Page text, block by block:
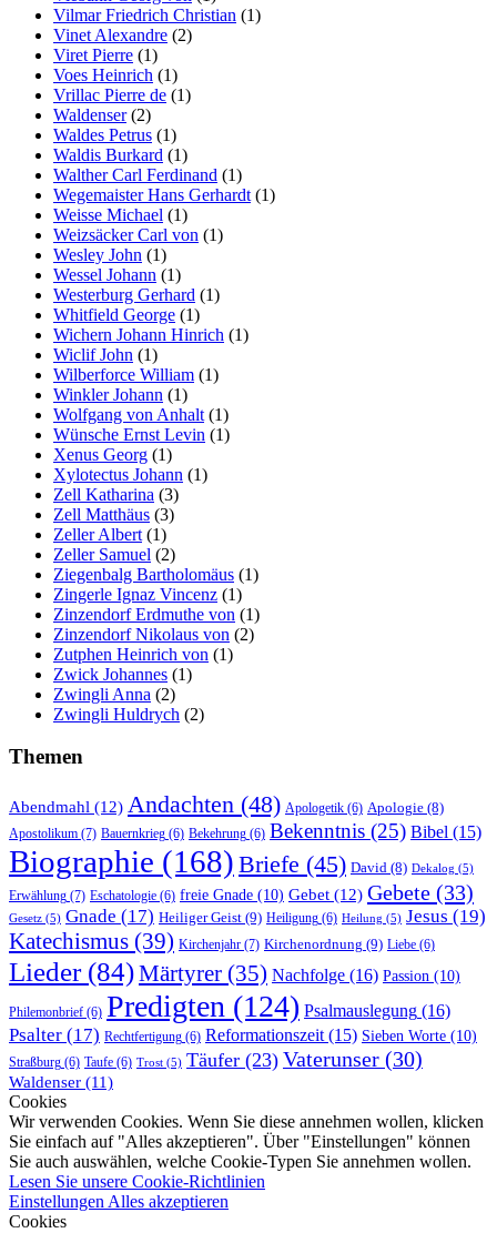
Vilmar Friedrich Christian (1)
Vinet Alexandre (2)
Viret Pierre (1)
Voes Heinrich (1)
Vrillac Pierre de (1)
Waldenser(2)
Waldes Petrus (1)
Waldis Burkard (1)
Walther Carl Ferdinand (1)
Wegemaister Hans Gerhardt (1)
Weisse Michael (1)
Weizsäcker Carl von (1)
Wesley John (1)
Wessel Johann (1)
Westerburg Gerhard (1)
Whitfield George (1)
Wichern Johann Hinrich (1)
Wiclif John (1)
Wilberforce William (1)
Winkler Johann (1)
Wolfgang von Anhalt (1)
Wünsche Ernst Levin (1)
Xenus Georg (1)
Xylotectus Johann (1)
Zell Katharina (3)
Zell Matthäus (3)
Zeller Albert (1)
Zeller Samuel (2)
Ziegenbalg Bartholomäus (1)
Zingerle Ignaz Vincenz (1)
Zinzendorf Erdmuthe von (1)
Zinzendorf Nikolaus von (2)
Zutphen Heinrich von (1)
Zwick Johannes (1)
Zwingli Anna (2)
Zwingli Huldrych (2)
Themen
Abendmahl (12) Andachten (48) Apologetik (6) Apologie (8)
Apostolikum (7) Bauernkrieg (6) Bekehrung (6) Bekenntnis (25) Bibel (15)
Biographie (168) Briefe (45) David (8) Dekalog (5)
Erwählung (7) Eschatologie (6) freie Gnade (10) Gebet (12) Gebete (33)
Gesetz (5) Gnade (17) Heiliger Geist (9) Heiligung (6) Heilung (5) Jesus (19)
Katechismus (39) Kirchenjahr (7) Kirchenordnung (9) Liebe (6)
Lieder(84)Märtyrer (35) Nachfolge (16) Passion (10)
Philemonbrief (6) Predigten (124) Psalmauslegung (16)
Psalter (17) Rechtfertigung (6) Reformationszeit (15) Sieben Worte (10)
Straßburg (6) Taufe (6) Trost (5) Täufer (23) Vaterunser (30)
Waldenser (11)
Cookies
Wir verwenden Cookies. Wenn Sie diese annehmen wollen, klicken
Sie einfach auf "Alles akzeptieren". Über "Einstellungen" können
Sie auch auswählen, welche Cookie-Typen Sie annehmen wollen.
Lesen Sie unsere Cookie-Richtlinien
Einstellungen Alles akzeptieren
Cookies